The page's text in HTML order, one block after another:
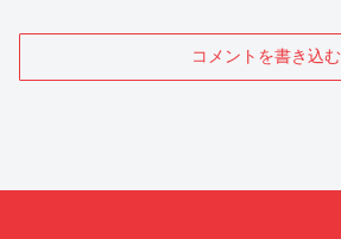
コメントを書き込む